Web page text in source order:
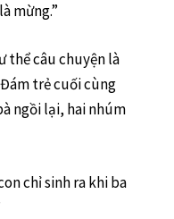
mừng.”
thể câu chuyện là
trẻ cuối cùng
ngồi lại, hai nhúm
chỉ sinh ra khi ba